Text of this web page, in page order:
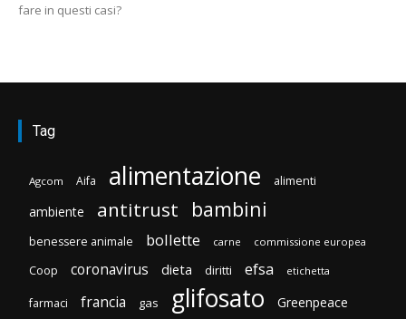
fare in questi casi?
Tag
Agcom Aifa alimentazione alimenti
ambiente antitrust bambini
benessere animale bollette carne commissione europea
Coop coronavirus dieta diritti efsa etichetta
farmaci francia gas glifosato Greenpeace